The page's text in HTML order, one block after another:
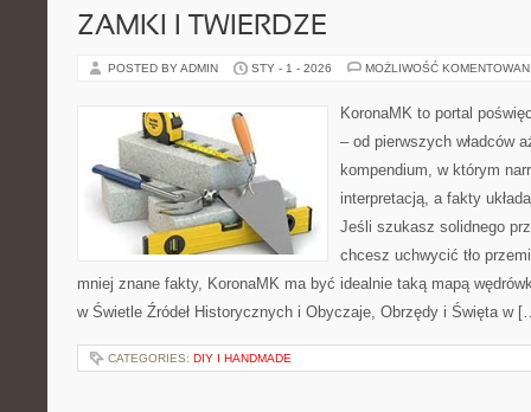
ZAMKI I TWIERDZE
POSTED BY ADMIN STY - 1 - 2026 MOŻLIWOŚĆ
KoronaMK to portal
– od pierwszych władców
kompendium, w którym
interpretacją, a fakty
Jeśli szukasz solidnego
chcesz uchwycić tło
mniej znane fakty, KoronaMK ma być idealnie taką mapą
w Świetle Źródeł Historycznych i Obyczaje, Obrzędy i Święta w
CATEGORIES: DIY I HANDMADE